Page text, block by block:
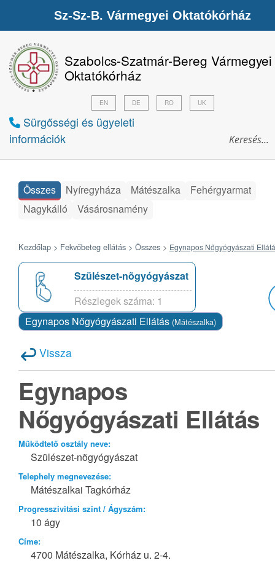
Szabolcs-Szatmár-Bereg Vármegyei
Oktatókórház
Sürgősségi és ügyeleti
információk
EN DE RO UK
Összes Nyíregyháza Mátészalka
Fehérgyarmat
Nagykálló
Vásárosnamény
Kezdőlap > Fekvőbeteg ellátás > Összes > Egynapos Nőgyógyászati
Szülészet-nõgyógyászat
Részlegek száma: 1
Egynapos Nőgyógyászati Ellátás (Mátészalka)
Vissza
Egynapos
Nőgyógyászati Ellátás
Működtető osztály neve:
Szülészet-nõgyógyászat
Telephely megnevezése:
Mátészalkai Tagkórház
Progresszivitási szint / Ágyszám:
10 ágy
Címe:
4700 Mátészalka, Kórház u. 2-4.
Sz-Sz-B. Vármegyei Oktatókórház